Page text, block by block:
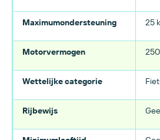
Maximumondersteuning 25
Motorvermogen
Wettelijke categorie
Rijbewijs